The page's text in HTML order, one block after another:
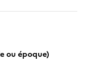
ou époque)